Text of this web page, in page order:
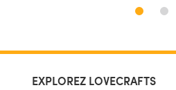
EXPLOREZ LOVECRAFTS